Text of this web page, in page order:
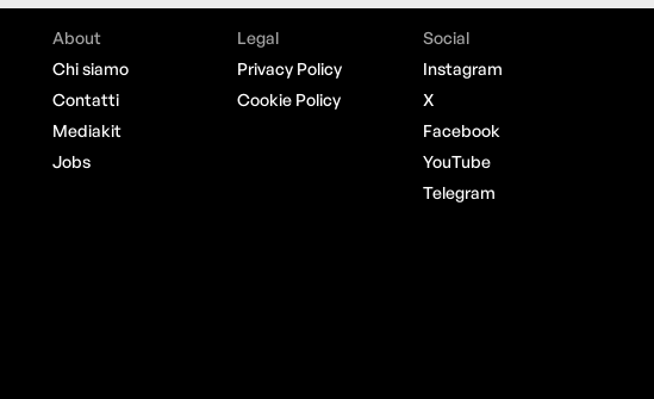
About
Chi siamo
Contatti
Mediakit
Jobs
Legal
Privacy Policy
Cookie Policy
Social
Instagram
X
Facebook
YouTube
Telegram